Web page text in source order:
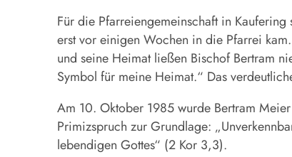
Für die Pfarreiengemeinschaft in
erst vor einigen Wochen in die Pfarrei
und seine Heimat ließen Bischof Bertram
Symbol für meine Heimat.“ Das
Am 10. Oktober 1985 wurde Bertram
Primizspruch zur Grundlage:
lebendigen Gottes“ (2 Kor 3,3).